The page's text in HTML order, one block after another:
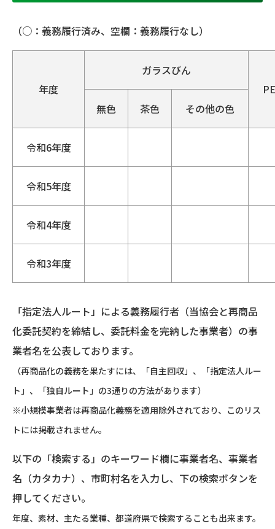
（○：義務履行済み、空欄：義務履行なし）
年度
ガラスびん
無色
茶色 その他の色
令和6年度
令和5年度
令和4年度
令和3年度
「指定法人ルート」による義務履行者（当協会と再商品
化委託契約を締結し、委託料金を完納した事業者）の事
業者名を公表しております。
（再商品化の義務を果たすには、「自主回収」、「指定法人ルー
ト」、「独自ルート」の3通りの方法があります）
※小規模事業者は再商品化義務を適用除外されており、このリス
トには掲載されません。
以下の「検索する」のキーワード欄に事業者名、事業者
名（カタカナ）、市町村名を入力し、下の検索ボタンを
押してください。
年度、素材、主たる業種、都道府県で検索することも出来ます。